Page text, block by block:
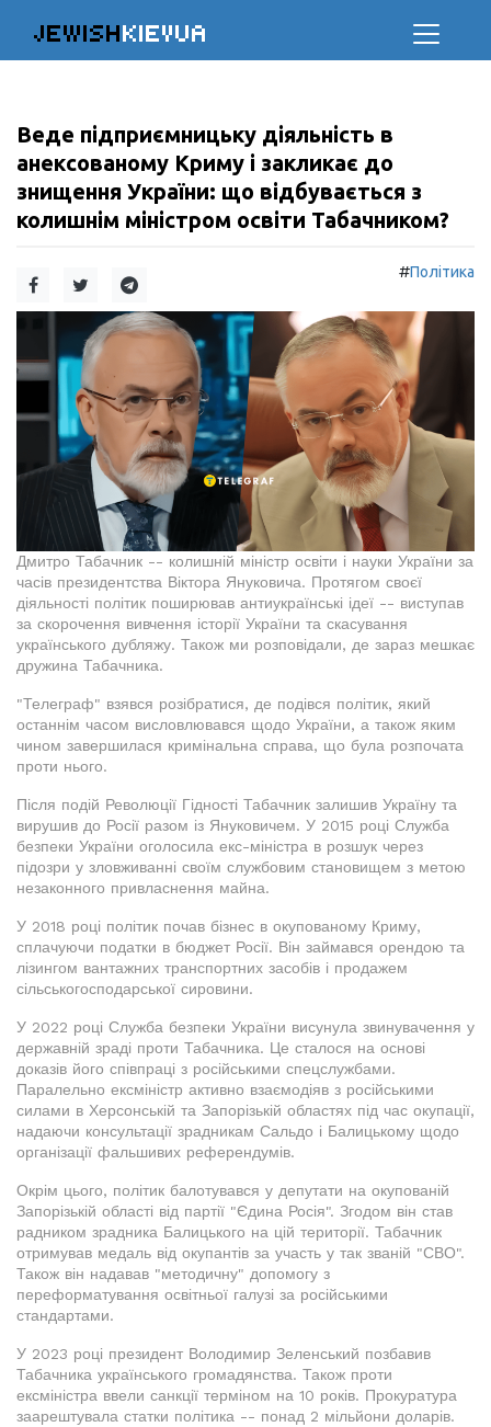
JEWISHKIEVUA
Веде підприємницьку діяльність в
анексованому Криму і закликає до
знищення України: що відбувається з
колишнім міністром освіти Табачником?
#Політика
Дмитро Табачник -- колишній міністр освіти і науки України за
часів президентства Віктора Януковича. Протягом своєї
діяльності політик поширював антиукраїнські ідеї -- виступав
за скорочення вивчення історії України та скасування
українського дубляжу. Також ми розповідали, де зараз мешкає
дружина Табачника.
"Телеграф" взявся розібратися, де подівся політик, який
останнім часом висловлювався щодо України, а також яким
чином завершилася кримінальна справа, що була розпочата
проти нього.
Після подій Революції Гідності Табачник залишив Україну та
вирушив до Росії разом із Януковичем. У 2015 році Служба
безпеки України оголосила екс-міністра в розшук через
підозри у зловживанні своїм службовим становищем з метою
незаконного привласнення майна.
У 2018 році політик почав бізнес в окупованому Криму,
сплачуючи податки в бюджет Росії. Він займався орендою та
лізингом вантажних транспортних засобів і продажем
сільськогосподарської сировини.
У 2022 році Служба безпеки України висунула звинувачення у
державній зраді проти Табачника. Це сталося на основі
доказів його співпраці з російськими спецслужбами.
Паралельно ексміністр активно взаємодіяв з російськими
силами в Херсонській та Запорізькій областях під час окупації,
надаючи консультації зрадникам Сальдо і Балицькому щодо
організації фальшивих референдумів.
Окрім цього, політик балотувався у депутати на окупованій
Запорізькій області від партії "Єдина Росія". Згодом він став
радником зрадника Балицького на цій території. Табачник
отримував медаль від окупантів за участь у так званій "СВО".
Також він надавав "методичну" допомогу з
переформатування освітньої галузі за російськими
стандартами.
У 2023 році президент Володимир Зеленський позбавив
Табачника українського громадянства. Також проти
ексміністра ввели санкції терміном на 10 років. Прокуратура
заарештувала статки політика -- понад 2 мільйони доларів.